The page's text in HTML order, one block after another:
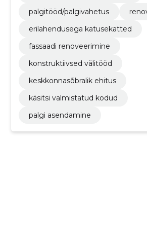
palgitööd/palgivahetus
erilahendusega katusekatted
fassaadi renoveerimine
konstruktiivsed välitööd
keskkonnasõbralik ehitus
käsitsi valmistatud kodud
palgi asendamine